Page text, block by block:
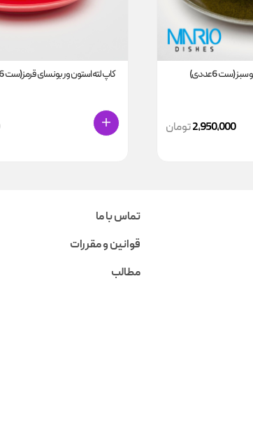
(ست 6عددی)
2,950,000تومان
کاپ لته استون ور بونسای قرمز(ست 6عددی)
تماس با ما
قوانین و مقررات
مطالب